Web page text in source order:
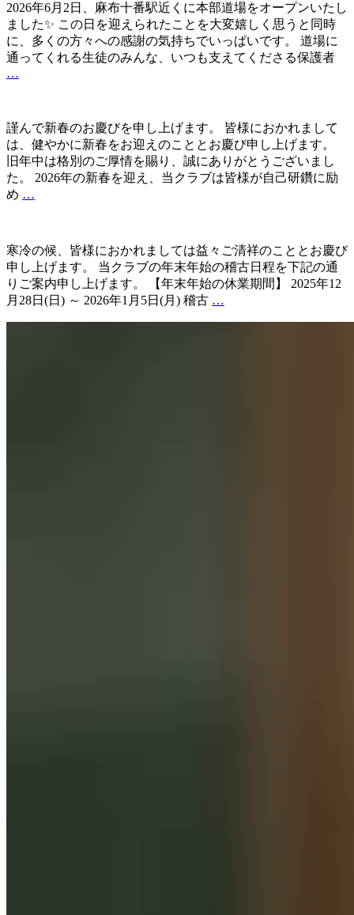
2026年6月2日、麻布十番駅近くに本部道場をオープンいたし
ました✨ この日を迎えられたことを大変嬉しく思うと同時
に、多くの方々への感謝の気持ちでいっぱいです。 道場に
通ってくれる生徒のみんな、いつも支えてくださる保護者
…
番
部
ン
✨
謹んで新春のお慶びを申し上げます。 皆様におかれまして
は、健やかに新春をお迎えのこととお慶び申し上げます。
旧年中は格別のご厚情を賜り、誠にありがとうございまし
た。 2026年の新春を迎え、当クラブは皆様が自己研鑽に励
め …
ご
挨
拶
寒冷の候、皆様におかれましては益々ご清祥のこととお慶び
申し上げます。 当クラブの年末年始の稽古日程を下記の通
りご案内申し上げます。 【年末年始の休業期間】 2025年12
月28日(日) ～ 2026年1月5日(月) 稽古 …